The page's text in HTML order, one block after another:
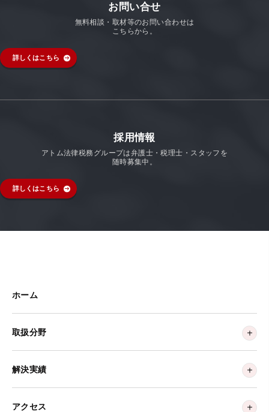
お問い合せ
無料相談・取材等のお問い合わせは
こちらから。
詳しくはこちら
採用情報
アトム法律税務グループは弁護士・税理士・スタッフを
随時募集中。
詳しくはこちら
ホーム
取扱分野
解決実績
アクセス